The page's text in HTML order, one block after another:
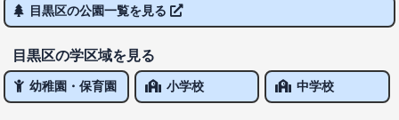
目黒区の公園一覧を見る
目黒区の学区域を見る
幼稚園・保育園 小学校 中学校